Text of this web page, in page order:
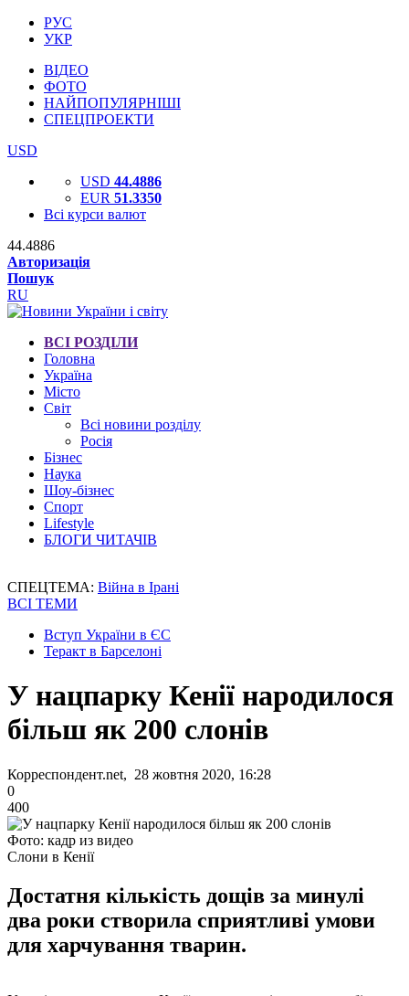
РУС
УКР
ВІДЕО
ФОТО
НАЙПОПУЛЯРНІШІ
СПЕЦПРОЕКТИ
USD
USD 44.4886
EUR 51.3350
Всі курси валют
44.4886
Авторизація
Пошук
RU
ВСІ РОЗДІЛИ
Головна
Україна
Місто
Світ
Всі новини розділу
Росія
Бізнес
Наука
Шоу-бізнес
Спорт
Lifestyle
БЛОГИ ЧИТАЧІВ
СПЕЦТЕМА: Війна в Ірані
ВСІ ТЕМИ
Вступ України в ЄС
Теракт в Барселоні
У нацпарку Кенії народилося
більш як 200 слонів
Корреспондент.net, 28 жовтня 2020, 16:28
0
400
Фото: кадр из видео
Слони в Кенії
Достатня кількість дощів за минулі
два роки створила сприятливі умови
для харчування тварин.